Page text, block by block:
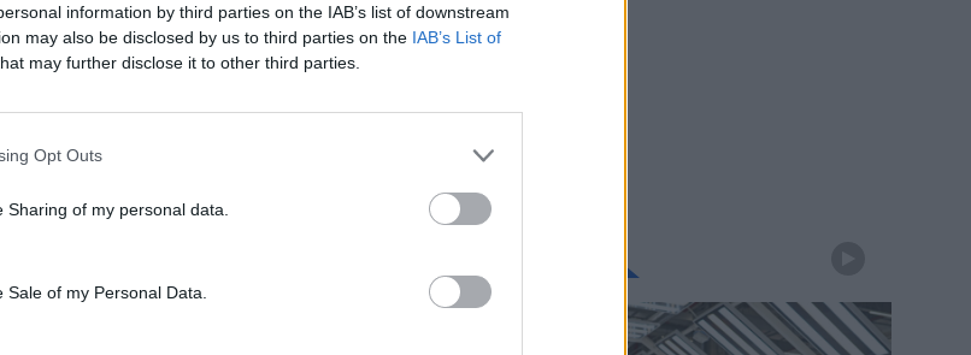
information by third parties on the IAB’s list of downstream
may also be disclosed by us to third parties on the IAB’s List of
may further disclose it to other third parties.
Opt Outs
of my personal data.
of my Personal Data.
του!
αλλάξει τα δεδομένα